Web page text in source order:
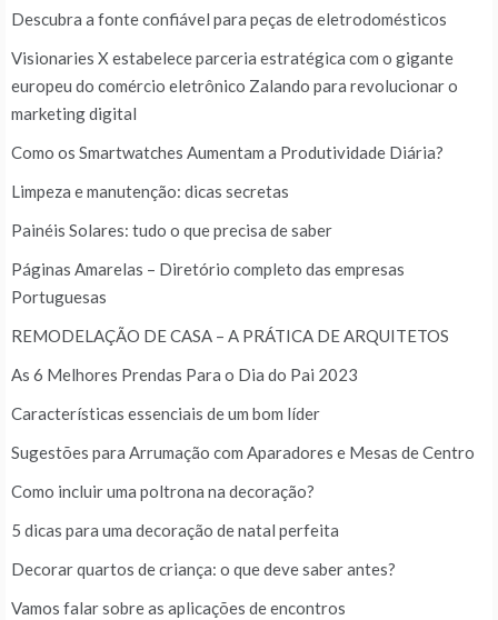
Descubra a fonte confiável para peças de eletrodomésticos
Visionaries X estabelece parceria estratégica com o gigante
europeu do comércio eletrônico Zalando para revolucionar o
marketing digital
Como os Smartwatches Aumentam a Produtividade Diária?
Limpeza e manutenção: dicas secretas
Painéis Solares: tudo o que precisa de saber
Páginas Amarelas – Diretório completo das empresas
Portuguesas
REMODELAÇÃO DE CASA – A PRÁTICA DE ARQUITETOS
As 6 Melhores Prendas Para o Dia do Pai 2023
Características essenciais de um bom líder
Sugestões para Arrumação com Aparadores e Mesas de Centro
Como incluir uma poltrona na decoração?
5 dicas para uma decoração de natal perfeita
Decorar quartos de criança: o que deve saber antes?
Vamos falar sobre as aplicações de encontros